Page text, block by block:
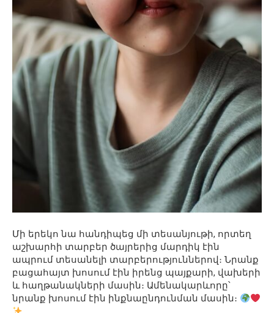
Մի երեկո նա հանդիպեց մի տեսանյութի, որտեղ
աշխարհի տարբեր ծայրերից մարդիկ էին
ապրում տեսանելի տարբերություններով։ Նրանք
բացահայտ խոսում էին իրենց պայքարի, վախերի
և հաղթանակների մասին։ Ամենակարևորը՝
նրանք խոսում էին ինքնաընդունման մասին։